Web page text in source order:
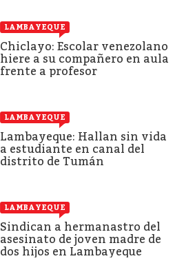
LAMBAYEQUE
Chiclayo: Escolar venezolano
hiere a su compañero en aula
frente a profesor
LAMBAYEQUE
Lambayeque: Hallan sin vida
a estudiante en canal del
distrito de Tumán
LAMBAYEQUE
Sindican a hermanastro del
asesinato de joven madre de
dos hijos en Lambayeque